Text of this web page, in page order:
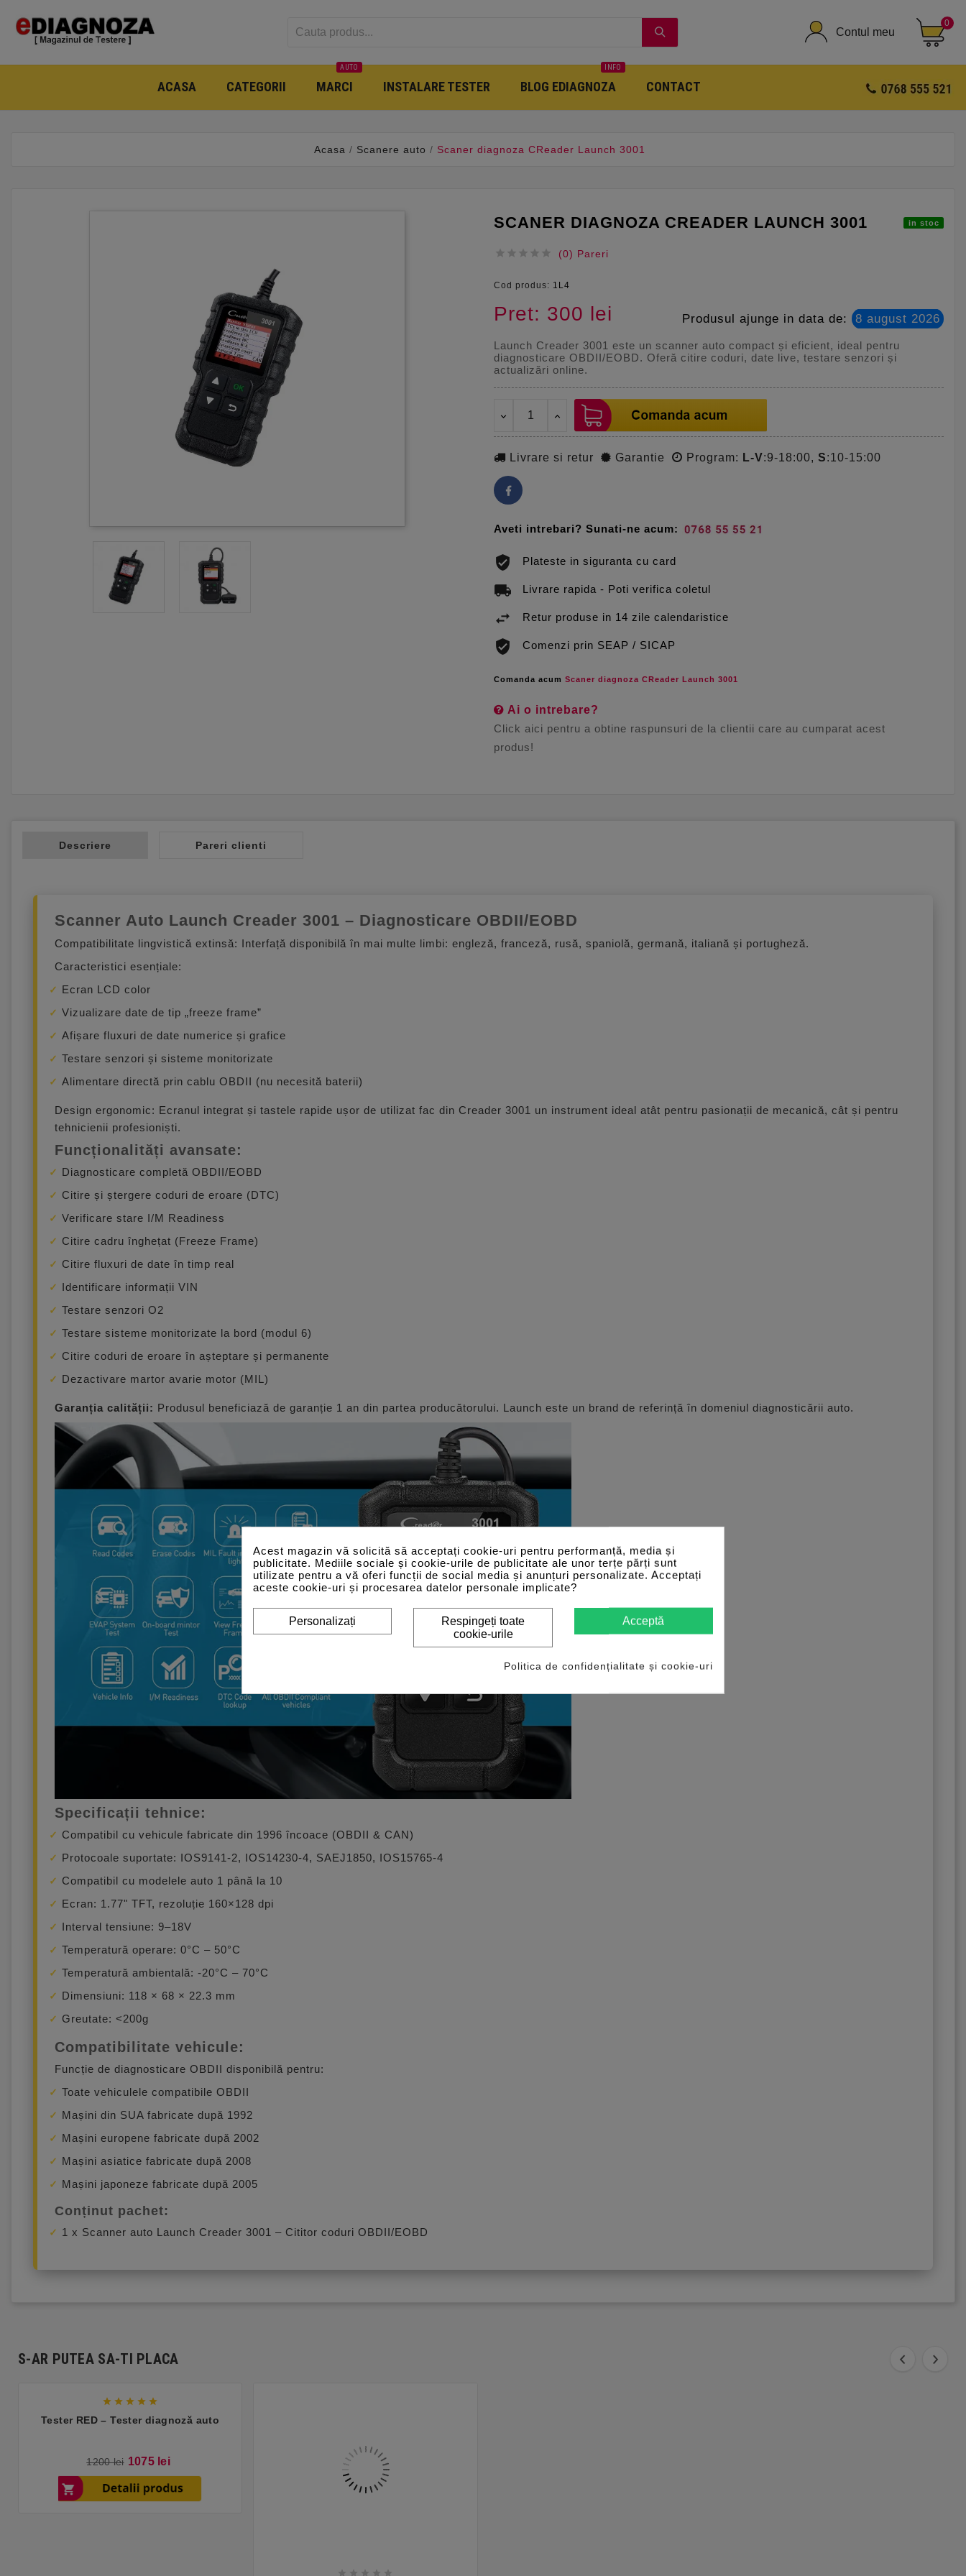
Contul meu
0
ACASA CATEGORII MARCI
AUTO
INSTALARE TESTER BLOG EDIAGNOZA
INFO
CONTACT
Acasa Scanere auto Scaner diagnoza CReader Launch 3001
SCANER DIAGNOZA CREADER LAUNCH 3001 in stoc
     (0) Pareri
Cod produs: 1L4
Pret: 300 lei Produsul ajunge in data de: 8 august 2026
Launch Creader 3001 este un scanner auto compact și eficient, ideal pentru
diagnosticare OBDII/EOBD. Oferă citire coduri, date live, testare senzori și
actualizări online.
Livrare si retur Garantie Program: L-V:9-18:00, S:10-15:00
Aveti intrebari? Sunati-ne acum:
Plateste in siguranta cu card
Livrare rapida - Poti verifica coletul
Retur produse in 14 zile calendaristice
Comenzi prin SEAP / SICAP
Comanda acum Scaner diagnoza CReader Launch 3001
Ai o intrebare?
Click aici pentru a obtine raspunsuri de la clientii care au cumparat acest
produs!
Descriere Pareri clienti
Scanner Auto Launch Creader 3001 – Diagnosticare OBDII/EOBD
Compatibilitate lingvistică extinsă: Interfață disponibilă în mai multe limbi: engleză, franceză, rusă, spaniolă, germană, italiană și portugheză.
Caracteristici esențiale:
Ecran LCD color
Vizualizare date de tip „freeze frame”
Afișare fluxuri de date numerice și grafice
Testare senzori și sisteme monitorizate
Alimentare directă prin cablu OBDII (nu necesită baterii)
Design ergonomic: Ecranul integrat și tastele rapide ușor de utilizat fac din Creader 3001 un instrument ideal atât pentru pasionații de mecanică, cât și pentru
tehnicienii profesioniști.
Funcționalități avansate:
Diagnosticare completă OBDII/EOBD
Citire și ștergere coduri de eroare (DTC)
Verificare stare I/M Readiness
Citire cadru înghețat (Freeze Frame)
Citire fluxuri de date în timp real
Identificare informații VIN
Testare senzori O2
Testare sisteme monitorizate la bord (modul 6)
Citire coduri de eroare în așteptare și permanente
Dezactivare martor avarie motor (MIL)
Garanția calității: Produsul beneficiază de garanție 1 an din partea producătorului. Launch este un brand de referință în domeniul diagnosticării auto.
Specificații tehnice:
Compatibil cu vehicule fabricate din 1996 încoace (OBDII & CAN)
Protocoale suportate: IOS9141-2, IOS14230-4, SAEJ1850, IOS15765-4
Compatibil cu modelele auto 1 până la 10
Ecran: 1.77" TFT, rezoluție 160×128 dpi
Interval tensiune: 9–18V
Temperatură operare: 0°C – 50°C
Temperatură ambientală: -20°C – 70°C
Dimensiuni: 118 × 68 × 22.3 mm
Greutate: <200g
Compatibilitate vehicule:
Funcție de diagnosticare OBDII disponibilă pentru:
Toate vehiculele compatibile OBDII
Mașini din SUA fabricate după 1992
Mașini europene fabricate după 2002
Mașini asiatice fabricate după 2008
Mașini japoneze fabricate după 2005
Conținut pachet:
1 x Scanner auto Launch Creader 3001 – Cititor coduri OBDII/EOBD
S-AR PUTEA SA-TI PLACA
    
Acest magazin vă solicită să acceptați cookie-uri pentru performanță, media și
publicitate. Mediile sociale și cookie-urile de publicitate ale unor terțe părți sunt
utilizate pentru a vă oferi funcții de social media și anunțuri personalizate. Acceptați
aceste cookie-uri și procesarea datelor personale implicate?
Acceptă
Respingeți toate
cookie-urile
Personalizați
Politica de confidențialitate și cookie-uri